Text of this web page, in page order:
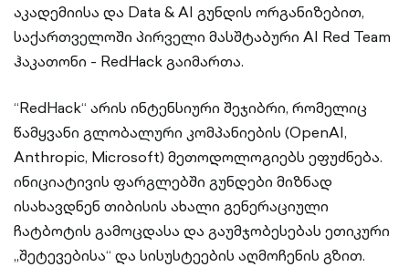
აკადემიისა და Data & AI გუნდის ორგანიზებით,
საქართველოში პირველი მასშტაბური AI Red Team
ჰაკათონი - RedHack გაიმართა.
“RedHack“ არის ინტენსიური შეჯიბრი, რომელიც
წამყვანი გლობალური კომპანიების (OpenAI,
Anthropic, Microsoft) მეთოდოლოგიებს ეფუძნება.
ინიციატივის ფარგლებში გუნდები მიზნად
ისახავდნენ თიბისის ახალი გენერაციული
ჩატბოტის გამოცდასა და გაუმჯობესებას ეთიკური
„შეტევებისა“ და სისუსტეების აღმოჩენის გზით.